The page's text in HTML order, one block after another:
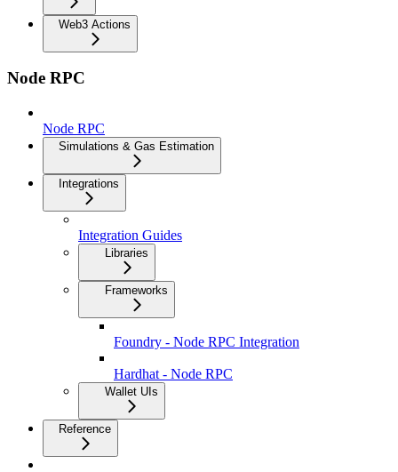
Web3 Actions
Node RPC
Node RPC
Simulations & Gas Estimation
Integrations
Integration Guides
Libraries
Frameworks
Foundry - Node RPC Integration
Hardhat - Node RPC
Wallet UIs
Reference